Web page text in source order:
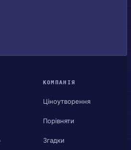
КОМПАНІЯ
Ціноутворення
Порівняти
Згадки